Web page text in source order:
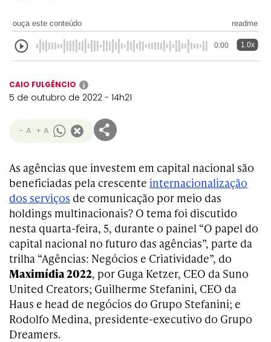
ouça este conteúdo readme
0:00 1.0x
CAIO FULGÊNCIO i
5 de outubro de 2022 - 14h21
- A + A
As agências que investem em capital nacional são
beneficiadas pela crescente internacionalização
dos serviços de comunicação por meio das
holdings multinacionais? O tema foi discutido
nesta quarta-feira, 5, durante o painel “O papel do
capital nacional no futuro das agências”, parte da
trilha “Agências: Negócios e Criatividade”, do
Maximídia 2022, por Guga Ketzer, CEO da Suno
United Creators; Guilherme Stefanini, CEO da
Haus e head de negócios do Grupo Stefanini; e
Rodolfo Medina, presidente-executivo do Grupo
Dreamers.